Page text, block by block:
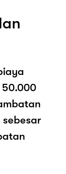
50.000